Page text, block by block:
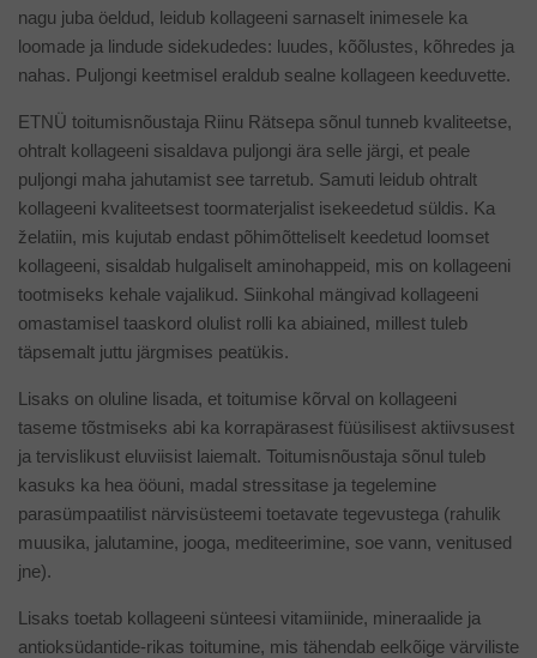
nagu juba öeldud, leidub kollageeni sarnaselt inimesele ka
loomade ja lindude sidekudedes: luudes, kõõlustes, kõhredes ja
nahas. Puljongi keetmisel eraldub sealne kollageen keeduvette.
ETNÜ toitumisnõustaja Riinu Rätsepa sõnul tunneb kvaliteetse,
ohtralt kollageeni sisaldava puljongi ära selle järgi, et peale
puljongi maha jahutamist see tarretub. Samuti leidub ohtralt
kollageeni kvaliteetsest toormaterjalist isekeedetud süldis. Ka
želatiin, mis kujutab endast põhimõtteliselt keedetud loomset
kollageeni, sisaldab hulgaliselt aminohappeid, mis on kollageeni
tootmiseks kehale vajalikud. Siinkohal mängivad kollageeni
omastamisel taaskord olulist rolli ka abiained, millest tuleb
täpsemalt juttu järgmises peatükis.
Lisaks on oluline lisada, et toitumise kõrval on kollageeni
taseme tõstmiseks abi ka korrapärasest füüsilisest aktiivsusest
ja tervislikust eluviisist laiemalt. Toitumisnõustaja sõnul tuleb
kasuks ka hea ööuni, madal stressitase ja tegelemine
parasümpaatilist närvisüsteemi toetavate tegevustega (rahulik
muusika, jalutamine, jooga, mediteerimine, soe vann, venitused
jne).
Lisaks toetab kollageeni sünteesi vitamiinide, mineraalide ja
antioksüdantide-rikas toitumine, mis tähendab eelkõige värviliste